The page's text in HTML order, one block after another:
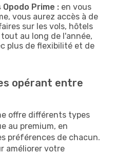
Prime : en vous
vous aurez accès à de
sur les vols, hôtels
au long de l'année,
plus de flexibilité et de
opérant entre
offre différents types
au premium, en
préférences de chacun.
améliorer votre